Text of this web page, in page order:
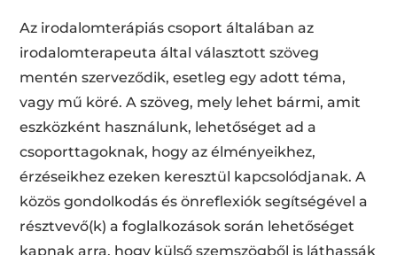
Az irodalomterápiás csoport általában az
irodalomterapeuta által választott szöveg
mentén szerveződik, esetleg egy adott téma,
vagy mű köré. A szöveg, mely lehet bármi, amit
eszközként használunk, lehetőséget ad a
csoporttagoknak, hogy az élményeikhez,
érzéseikhez ezeken keresztül kapcsolódjanak. A
közös gondolkodás és önreflexiók segítségével a
résztvevő(k) a foglalkozások során lehetőséget
kapnak arra, hogy külső szemszögből is láthassák